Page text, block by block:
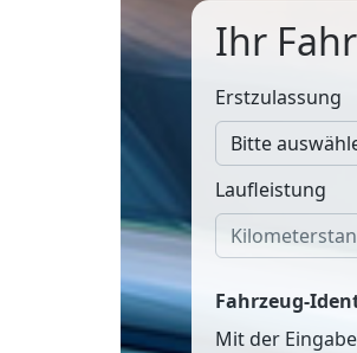
Ihr
Erstzulassung
Laufleistung
Fahrzeug-
Mit der